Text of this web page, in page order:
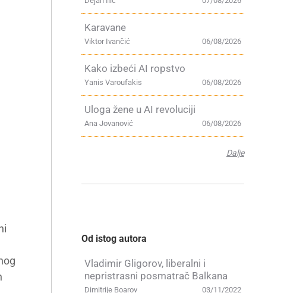
Karavane
06/08/2026
Viktor Ivančić
Kako izbeći AI ropstvo
06/08/2026
Yanis Varoufakis
Uloga žene u AI revoluciji
06/08/2026
Ana Jovanović
Dalje
Od istog autora
Vladimir Gligorov, liberalni i
nepristrasni posmatrač Balkana
03/11/2022
Dimitrije Boarov